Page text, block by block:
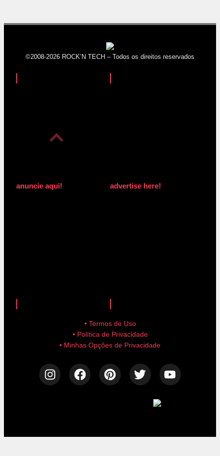
©2008-2026 ROCK’N TECH – Todos os direitos reservados
anuncie aqui! advertise here!
• Termos de Uso
• Política de Privacidade
• Minhas Opções de Privacidade